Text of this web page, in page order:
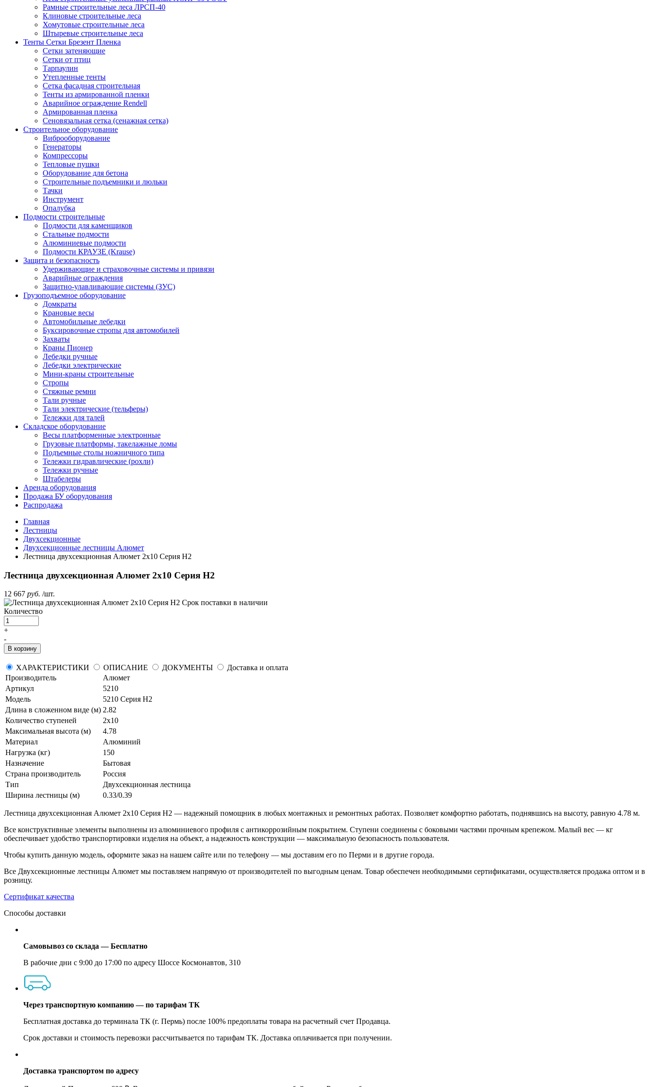
Рамные строительные леса ЛРСП-40
Клиновые строительные леса
Хомутовые строительные леса
Штыревые строительные леса
Тенты Сетки Брезент Пленка
Сетки затеняющие
Сетки от птиц
Тарпаулин
Утепленные тенты
Сетка фасадная строительная
Тенты из армированной пленки
Аварийное ограждение Rendell
Армированная пленка
Сеновязальная сетка (сенажная сетка)
Строительное оборудование
Виброоборудование
Генераторы
Компрессоры
Тепловые пушки
Оборудование для бетона
Строительные подъемники и люльки
Тачки
Инструмент
Опалубка
Подмости строительные
Подмости для каменщиков
Стальные подмости
Алюминиевые подмости
Подмости КРАУЗЕ (Krause)
Защита и безопасность
Удерживающие и страховочные системы и привязи
Аварийные ограждения
Защитно-улавливающие системы (ЗУС)
Грузоподъемное оборудование
Домкраты
Крановые весы
Автомобильные лебедки
Буксировочные стропы для автомобилей
Захваты
Краны Пионер
Лебедки ручные
Лебедки электрические
Мини-краны строительные
Стропы
Стяжные ремни
Тали ручные
Тали электрические (тельферы)
Тележки для талей
Складское оборудование
Весы платформенные электронные
Грузовые платформы, такелажные ломы
Подъемные столы ножничного типа
Тележки гидравлические (рохли)
Тележки ручные
Штабелеры
Аренда оборудования
Продажа БУ оборудования
Распродажа
Главная
Лестницы
Двухсекционные
Двухсекционные лестницы Алюмет
Лестница двухсекционная Алюмет 2х10 Серия H2
Лестница двухсекционная Алюмет 2х10 Серия H2
12 667 руб. /шт.
Срок поставки в наличии
Количество
+
-
В корзину
ХАРАКТЕРИСТИКИ ОПИСАНИЕ ДОКУМЕНТЫ
Доставка и оплата
Производитель
Алюмет
Артикул
5210
Модель
5210 Серия H2
Длина в сложенном виде (м) 2.82
Количество ступеней
2х10
Максимальная высота (м)
4.78
Материал
Алюминий
Нагрузка (кг)
150
Назначение
Бытовая
Страна производитель
Россия
Тип
Двухсекционная лестница
Ширина лестницы (м)
0.33/0.39
Лестница двухсекционная Алюмет 2х10 Серия H2 — надежный помощник в любых монтажных и ремонтных работах. Позволяет комфортно работать, поднявшись на высоту, равную 4.78 м.
Все конструктивные элементы выполнены из алюминиевого профиля с антикоррозийным покрытием. Ступени соединены с боковыми частями прочным крепежом. Малый вес — кг
обеспечивает удобство транспортировки изделия на объект, а надежность конструкции — максимальную безопасность пользователя.
Чтобы купить данную модель, оформите заказ на нашем сайте или по телефону — мы доставим его по Перми и в другие города.
Все Двухсекционные лестницы Алюмет мы поставляем напрямую от производителей по выгодным ценам. Товар обеспечен необходимыми сертификатами, осуществляется продажа оптом и в
розницу.
Сертификат качества
Способы доставки
Самовывоз со склада — Бесплатно
В рабочие дни с 9:00 до 17:00 по адресу Шоссе Космонавтов, 310
Через транспортную компанию — по тарифам ТК
Бесплатная доставка до терминала ТК (г. Пермь) после 100% предоплаты товара на расчетный счет Продавца.
Срок доставки и стоимость перевозки рассчитывается по тарифам ТК. Доставка оплачивается при получении.
Доставка транспортом по адресу